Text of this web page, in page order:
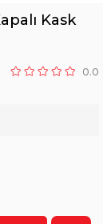
Kask
0.0